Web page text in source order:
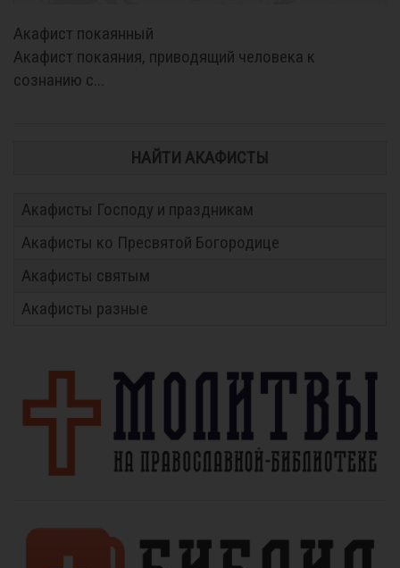
Акафист покаянный
Акафист покаяния, приводящий человека к
сознанию с...
НАЙТИ АКАФИСТЫ
Акафисты Господу и праздникам
Акафисты ко Пресвятой Богородице
Акафисты святым
Акафисты разные